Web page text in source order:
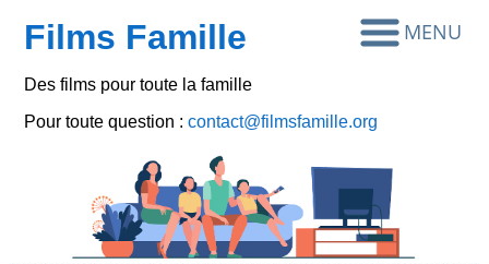
Films Famille
Des films pour toute la famille
Pour toute question :contact@filmsfamille.org